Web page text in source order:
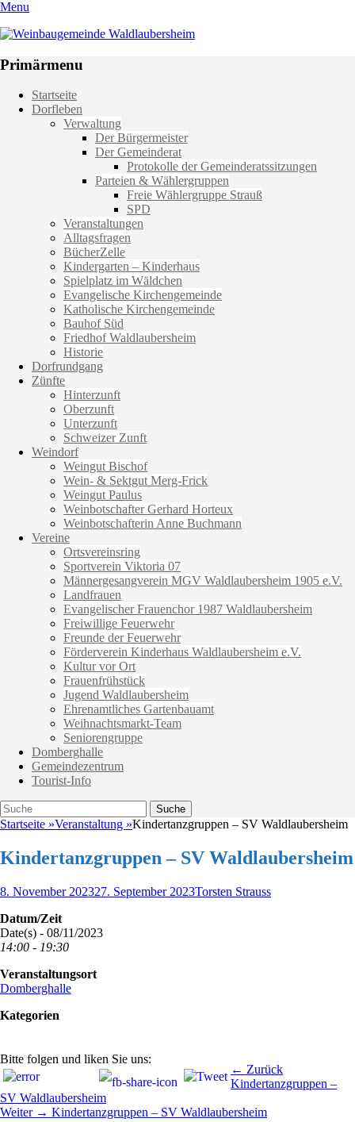
Menu
Weinbaugemeinde Waldlaubersheim
Primärmenu
Weiter
zum
Startseite
Dorfleben
Verwaltung
Der Bürgermeister
Der Gemeinderat
Protokolle der Gemeinderatssitzungen
Parteien & Wählergruppen
Freie Wählergruppe Strauß
SPD
Veranstaltungen
Alltagsfragen
BücherZelle
Kindergarten – Kinderhaus
Spielplatz im Wäldchen
Evangelische Kirchengemeinde
Katholische Kirchengemeinde
Bauhof Süd
Friedhof Waldlaubersheim
Historie
Dorfrundgang
Zünfte
Hinterzunft
Oberzunft
Unterzunft
Schweizer Zunft
Weindorf
Weingut Bischof
Wein- & Sektgut Merg-Frick
Weingut Paulus
Weinbotschafter Gerhard Horteux
Weinbotschafterin Anne Buchmann
Vereine
Ortsvereinsring
Sportverein Viktoria 07
Männergesangverein MGV Waldlaubersheim 1905 e.V.
Landfrauen
Evangelischer Frauenchor 1987 Waldlaubersheim
Freiwillige Feuerwehr
Freunde der Feuerwehr
Förderverein Kinderhaus Waldlaubersheim e.V.
Kultur vor Ort
Frauenfrühstück
Jugend Waldlaubersheim
Ehrenamtliches Gartenbauamt
Weihnachtsmarkt-Team
Seniorengruppe
Domberghalle
Gemeindezentrum
Tourist-Info
Suche
Suche
nach:
Startseite »Veranstaltung »Kindertanzgruppen – SV Waldlaubersheim
Kindertanzgruppen – SV Waldlaubersheim
Veröffentlicht
8. November 202327. September 2023Autor
Torsten Strauss
Datum/Zeit
Date(s) - 08/11/2023
14:00 - 19:30
Veranstaltungsort
Domberghalle
Kategorien
Bitte folgen und liken Sie uns:
Beitragsnavigation ← Zurück
Beitrag:
Kindertanzgruppen –
SV Waldlaubersheim
Weiter → Nächster
Kindertanzgruppen – SV Waldlaubersheim